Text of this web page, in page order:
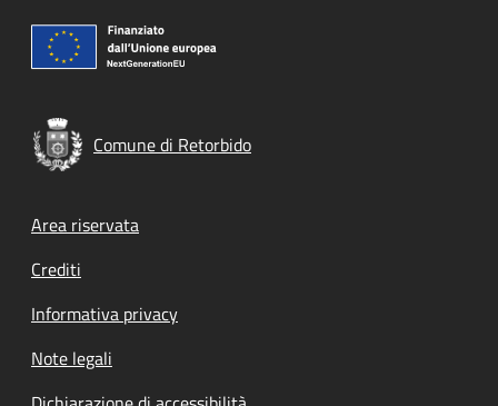
Comune di Retorbido
Footer menu
Area riservata
Crediti
Informativa privacy
Note legali